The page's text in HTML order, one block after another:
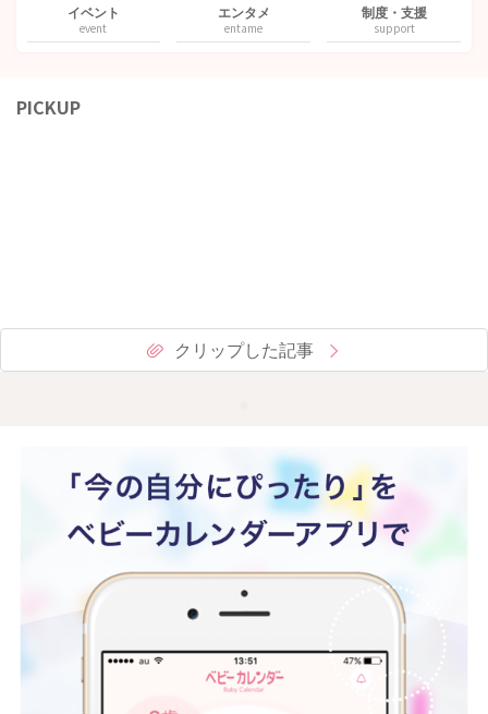
イベント
event
エンタメ
entame
制度・支援
support
PICKUP
クリップした記事